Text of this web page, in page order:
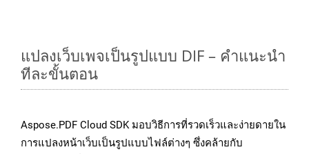
แปลงเว็บเพจเป็นรูปแบบ DIF – คำแนะนำ
ทีละขั้นตอน
Aspose.PDF Cloud SDK มอบวิธีการที่รวดเร็วและง่ายดายใน
การแปลงหน้าเว็บเป็นรูปแบบไฟล์ต่างๆ ซึ่งคล้ายกับ